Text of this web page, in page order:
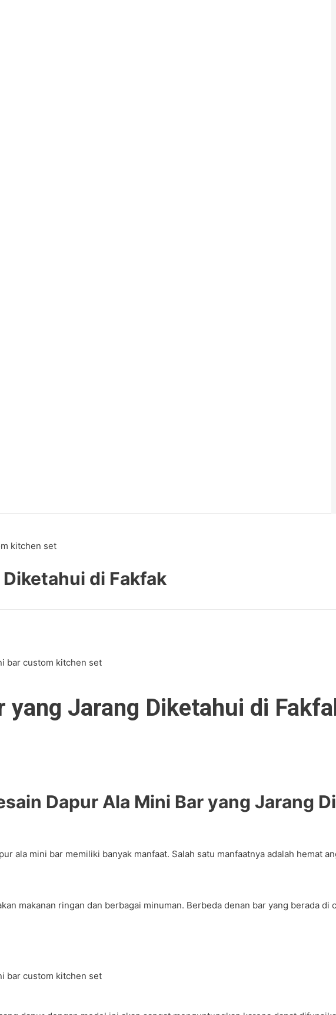
di Fakfak
yang Jarang Diketahui di
Dapur Ala Mini Bar yang Jarang
ala mini bar memiliki banyak manfaat. Salah satu manfaatnya adalah
makanan ringan dan berbagai minuman. Berbeda denan bar yang berada